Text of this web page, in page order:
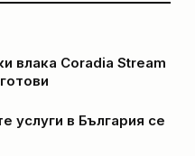
влака Coradia Stream
услуги в България се